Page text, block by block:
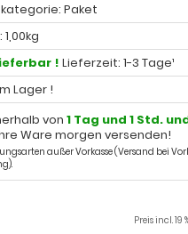
Paket
! Lieferzeit: 1-3 Tage¹
Lager !
von 1 Tag und 1 Std.
Ware morgen versenden!
außer Vorkasse (Versand bei
Preis incl. 19